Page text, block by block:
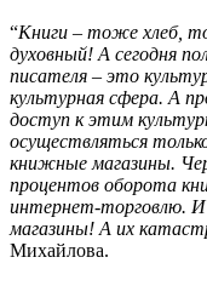
“Книги – тоже хлеб,
духовный! А сегодня
писателя – это
культурная сфера. А
доступ к этим
осуществляться
книжные магазины.
процентов оборота
интернет-торговлю.
магазины! А их
Михайлова.